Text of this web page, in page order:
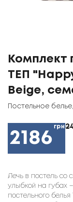
Комплект
ТЕП
Beige,
Постельное белье
2186
грн
Лечь в постель
улыбкой на губах
постельного белья